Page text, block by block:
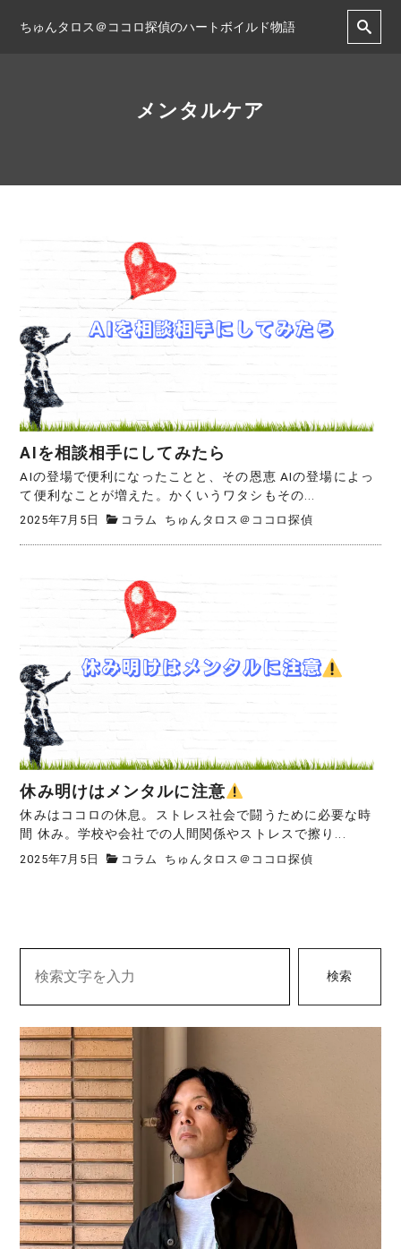
ちゅんタロス＠ココロ探偵のハートボイルド物語
メンタルケア
AIを相談相手にしてみたら
AIの登場で便利になったことと、その恩恵 AIの登場によっ
て便利なことが増えた。かくいうワタシもその...
2025年7月5日 コラム ちゅんタロス＠ココロ探偵
休み明けはメンタルに注意
休みはココロの休息。ストレス社会で闘うために必要な時
間 休み。学校や会社での人間関係やストレスで擦り...
2025年7月5日 コラム ちゅんタロス＠ココロ探偵
検索